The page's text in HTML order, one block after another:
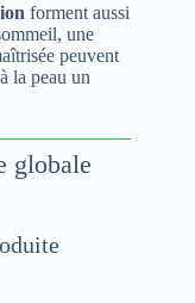
forment aussi
une
peuvent
la peau un
globale